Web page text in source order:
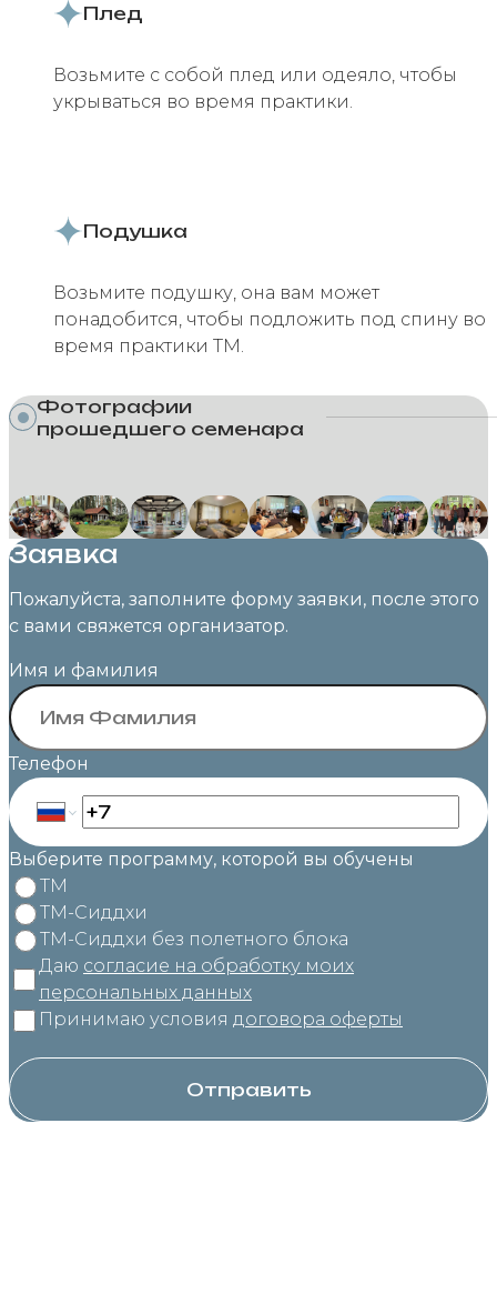
Плед
Возьмите с собой плед или одеяло, чтобы
укрываться во время практики.
Подушка
Возьмите подушку, она вам может
понадобится, чтобы подложить под спину во
время практики ТМ.
Фотографии
прошедшего семенара
Заявка
Пожалуйста, заполните форму заявки, после этого
с вами свяжется организатор.
Имя и фамилия
Телефон
Выберите программу, которой вы обучены
ТМ
ТМ-Сиддхи
ТМ-Сиддхи без полетного блока
Даю согласие на обработку моих
персональных данных
Принимаю условия договора оферты
Отправить